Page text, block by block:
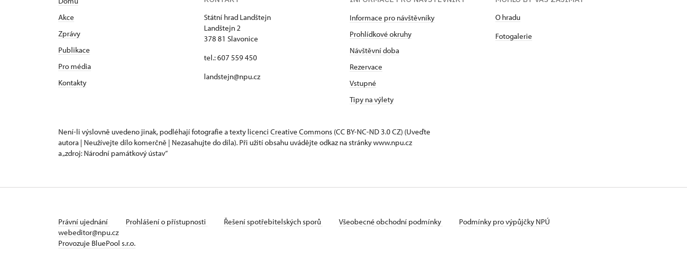
Akce
Zprávy
Publikace
Pro média
Kontakty
Státní hrad Landštejn
Landštejn 2
378 81 Slavonice
tel.: 607 559 450
landstejn@npu.cz
Informace pro návštěvníky
Prohlídkové okruhy
Návštěvní doba
Rezervace
Vstupné
Tipy na výlety
O hradu
Fotogalerie
Není-li výslovně uvedeno jinak, podléhají fotografie a texty licenci Creative Commons (CC BY-NC-ND 3.0 CZ) (Uveďte
autora | Neužívejte dílo komerčně | Nezasahujte do díla). Při užití obsahu uvádějte odkaz na stránky www.npu.cz
a „zdroj: Národní památkový ústav“
Právní ujednání Prohlášení o přístupnosti Řešení spotřebitelských sporů Všeobecné obchodní podmínky
Podmínky pro výpůjčky NPÚ
webeditor@npu.cz
Provozuje BluePool s.r.o.